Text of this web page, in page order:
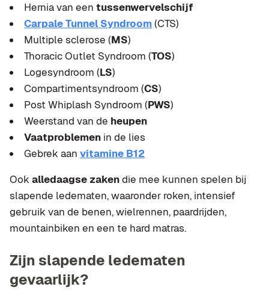
Hernia van een tussenwervelschijf
Carpale Tunnel Syndroom(CTS)
Multiple sclerose (MS)
Thoracic Outlet Syndroom (TOS)
Logesyndroom (LS)
Compartimentsyndroom (CS)
Post Whiplash Syndroom (PWS)
Weerstand van de heupen
Vaatproblemen in de lies
Gebrek aan vitamine B12
Ook alledaagse zakendie mee kunnen spelen bij
slapende ledematen, waaronder roken, intensief
gebruik van de benen, wielrennen, paardrijden,
mountainbiken en een te hard matras.
Zijn slapende ledematen
gevaarlijk?